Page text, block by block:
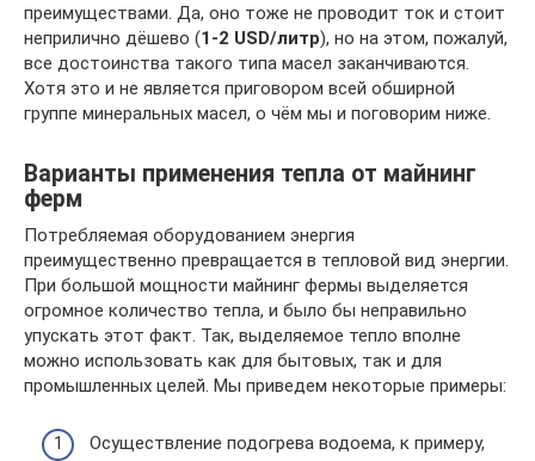
преимуществами. Да, оно тоже не проводит ток и стоит
неприлично дёшево (1-2 USD/литр), но на этом, пожалуй,
все достоинства такого типа масел заканчиваются.
Хотя это и не является приговором всей обширной
группе минеральных масел, о чём мы и поговорим ниже.
Варианты применения тепла от майнинг
ферм
Потребляемая оборудованием энергия
преимущественно превращается в тепловой вид энергии.
При большой мощности майнинг фермы выделяется
огромное количество тепла, и было бы неправильно
упускать этот факт. Так, выделяемое тепло вполне
можно использовать как для бытовых, так и для
промышленных целей. Мы приведем некоторые примеры:
Осуществление подогрева водоема, к примеру,